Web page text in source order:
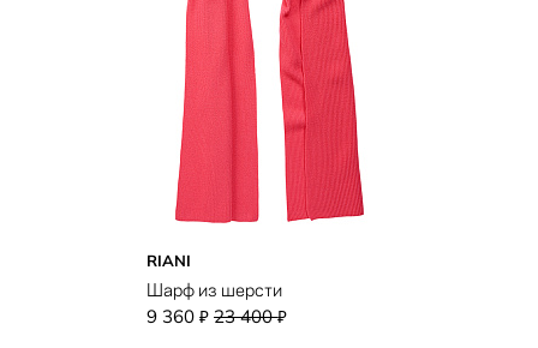
RIANI
Шарф из шерсти
9 360 ₽ 23 400₽